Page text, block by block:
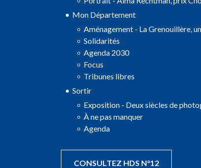
Mon Département
Aménagement - La Grenouillère,
Solidarités
Agenda 2030
Focus
Tribunes libres
Sortir
Exposition - Deux siècles de
À ne pas manquer
Agenda
CONSULTEZ HDS N°12